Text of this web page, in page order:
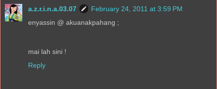
a.z.r.i.n.a.03.07
February 24, 2011 at 3:59 PM
enyassin @ akuanakpahang ;
mai lah sini !
Reply